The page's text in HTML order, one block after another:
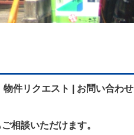
物件リクエスト | お問い合わせ |
ご相談いただけます。